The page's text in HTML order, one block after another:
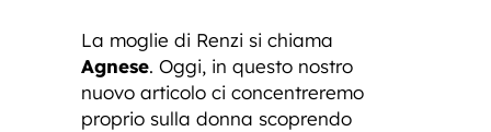
La moglie di Renzi si chiama
Agnese. Oggi, in questo nostro
nuovo articolo ci concentreremo
proprio sulla donna scoprendo